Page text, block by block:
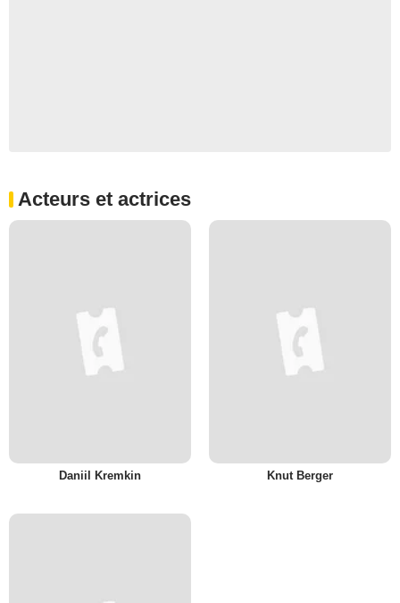
Acteurs et actrices
Daniil Kremkin Knut Berger